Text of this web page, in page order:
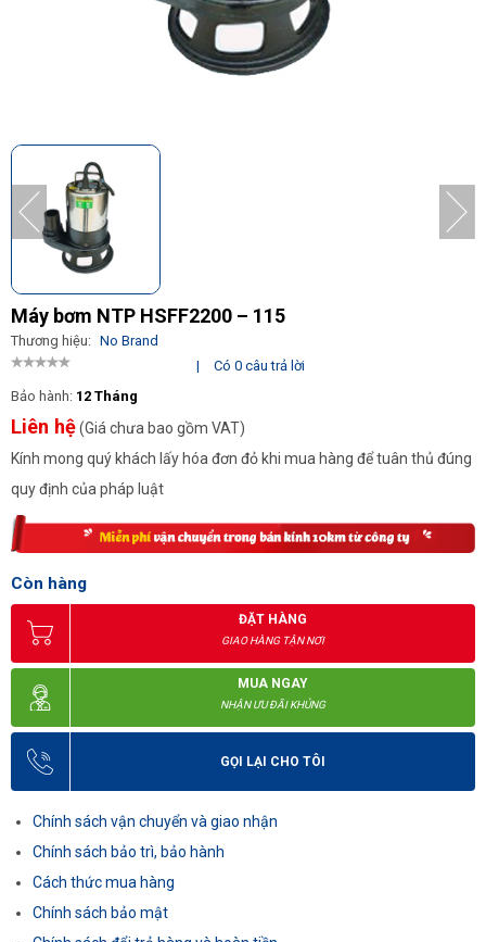
Máy bơm NTP HSFF2200 – 115
Thương hiệu: No Brand
|
Có 0 câu trả lời
Bảo hành: 12 Tháng
Liên hệ(Giá chưa bao gồm VAT)
Kính mong quý khách lấy hóa đơn đỏ khi mua hàng để tuân thủ đúng
quy định của pháp luật
Còn hàng
ĐẶT HÀNG
GIAO HÀNG TẬN NƠI
MUA NGAY
NHẬN ƯU ĐÃI KHỦNG
GỌI LẠI CHO TÔI
Chính sách vận chuyển và giao nhận
Chính sách bảo trì, bảo hành
Cách thức mua hàng
Chính sách bảo mật